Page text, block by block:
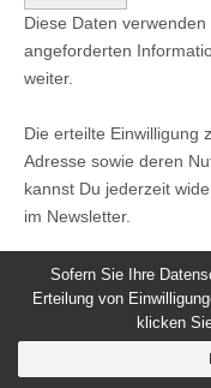
Diese Daten
angeforderten
weiter.
Die erteilte Einwilligung
Adresse sowie deren
kannst Du jederzeit
im Newsletter.
Sofern Sie Ihre
Erteilung von
klicken